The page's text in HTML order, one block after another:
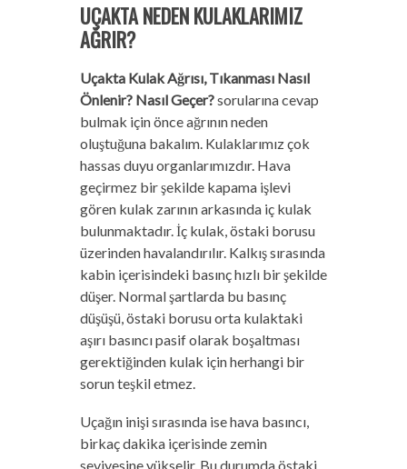
UÇAKTA NEDEN KULAKLARIMIZ
AĞRIR?
Uçakta Kulak Ağrısı, Tıkanması Nasıl
Önlenir? Nasıl Geçer?sorularına cevap
bulmak için önce ağrının neden
oluştuğuna bakalım. Kulaklarımız çok
hassas duyu organlarımızdır. Hava
geçirmez bir şekilde kapama işlevi
gören kulak zarının arkasında iç kulak
bulunmaktadır. İç kulak, östaki borusu
üzerinden havalandırılır. Kalkış sırasında
kabin içerisindeki basınç hızlı bir şekilde
düşer. Normal şartlarda bu basınç
düşüşü, östaki borusu orta kulaktaki
aşırı basıncı pasif olarak boşaltması
gerektiğinden kulak için herhangi bir
sorun teşkil etmez.
Uçağın inişi sırasında ise hava basıncı,
birkaç dakika içerisinde zemin
seviyesine yükselir. Bu durumda östaki